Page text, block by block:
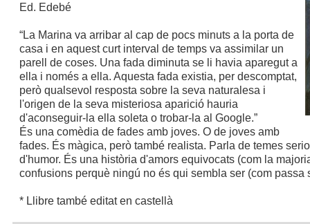
Ed. Edebé
“La Marina va arribar al cap de pocs minuts a la porta de
casa i en aquest curt interval de temps va assimilar un
parell de coses. Una fada diminuta se li havia aparegut a
ella i només a ella. Aquesta fada existia, per descomptat,
però qualsevol resposta sobre la seva naturalesa i
l'origen de la seva misteriosa aparició hauria
d'aconseguir-la ella soleta o trobar-la al Google.”
És una comèdia de fades amb joves. O de joves amb
fades. És màgica, però també realista. Parla de temes
d'humor. És una història d'amors equivocats (com la
confusions perquè ningú no és qui sembla ser (com passa
* Llibre també editat en castellà